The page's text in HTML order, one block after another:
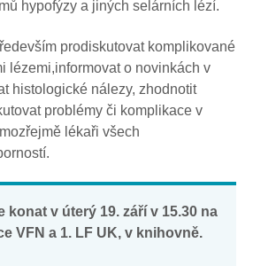
hypofýzy a jiných selárních lézí.
prodiskutovat komplikované
lézemi,informovat o novinkách v
histologické nálezy, zhodnotit
problémy či komplikace v
lékaři všech
konat v úterý 19. září v 15.30 na
VFN a 1. LF UK, v knihovně.